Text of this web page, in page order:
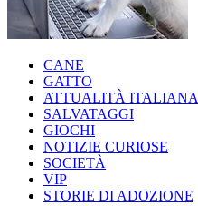
CANE
GATTO
ATTUALITÀ ITALIANA
SALVATAGGI
GIOCHI
NOTIZIE CURIOSE
SOCIETÀ
VIP
STORIE DI ADOZIONE